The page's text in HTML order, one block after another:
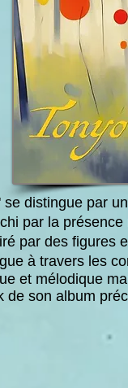
distingue par
par la
par des figures
à travers les
et mélodique
de son album